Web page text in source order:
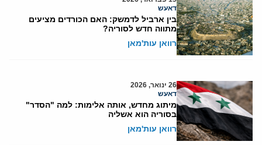
דאעש
בין ארביל לדמשק: האם הכורדים מציעים
מתווה חדש לסוריה?
רוואן עות'מאן
26 ינואר, 2026
דאעש
מיתוג מחדש, אותה אלימות: למה "הסדר"
בסוריה הוא אשליה
רוואן עות'מאן